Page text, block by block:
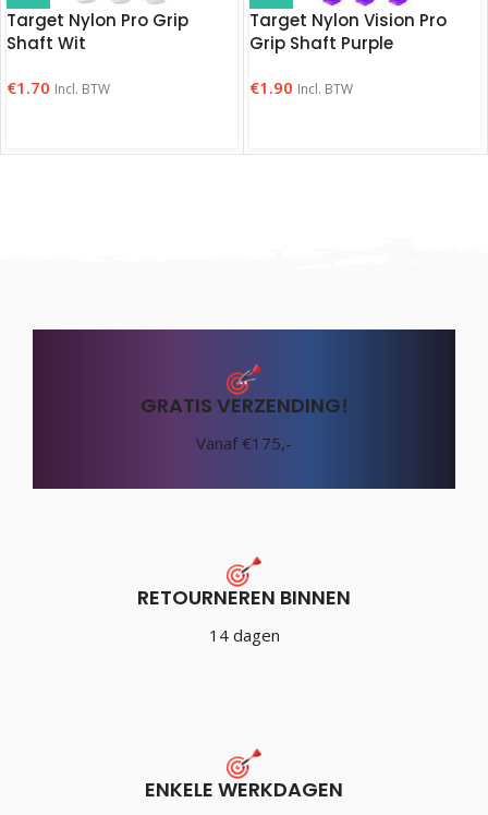
Target Nylon Pro Grip
Shaft Wit
€1.70 Incl. BTW
Target Nylon Vision Pro
Grip Shaft Purple
€1.90 Incl. BTW
GRATIS VERZENDING!
Vanaf €175,-
RETOURNEREN BINNEN
14 dagen
ENKELE WERKDAGEN